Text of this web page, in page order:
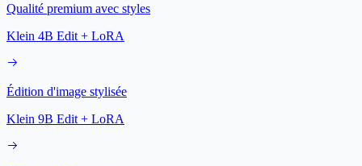
Qualité premium avec styles
Klein 4B Edit + LoRA
Édition d'image stylisée
Klein 9B Edit + LoRA